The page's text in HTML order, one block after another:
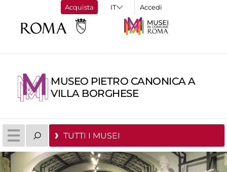
Acquista Accedi
MUSEO PIETRO CANONICA A
VILLA BORGHESE
TUTTI I MUSEI